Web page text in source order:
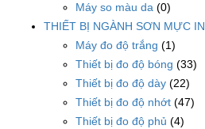
Máy so màu da (0)
THIẾT BỊ NGÀNH SƠN MỰC IN
Máy đo độ trắng (1)
Thiết bị đo độ bóng (33)
Thiết bị đo độ dày (22)
Thiết bị đo độ nhớt (47)
Thiết bị đo độ phủ (4)